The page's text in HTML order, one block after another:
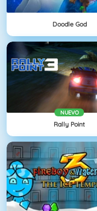
Doodle God
NUEVO
Rally Point